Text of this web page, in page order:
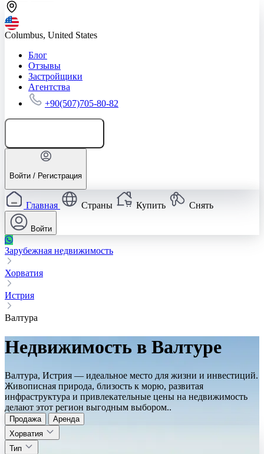
Columbus, United States
Блог
Отзывы
Застройщики
Агентства
+90(507)705-80-82
Войти / Регистрация
Главная Страны Купить Снять
Войти
Зарубежная недвижимость
Хорватия
Истрия
Валтура
Недвижимость в Валтуре
Валтура, Истрия — идеальное место для жизни и инвестиций.
Живописная природа, близость к морю, развитая
инфраструктура и привлекательные цены на недвижимость
делают этот регион выгодным выбором..
Продажа
Аренда
Хорватия
Тип